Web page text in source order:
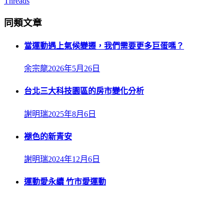
同類文章
當運動遇上氣候變遷，我們需要更多巨蛋嗎？
余宗龍2026年5月26日
台北三大科技園區的房市變化分析
謝明瑞2025年8月6日
褪色的新青安
謝明瑞2024年12月6日
運動愛永續 竹市愛運動